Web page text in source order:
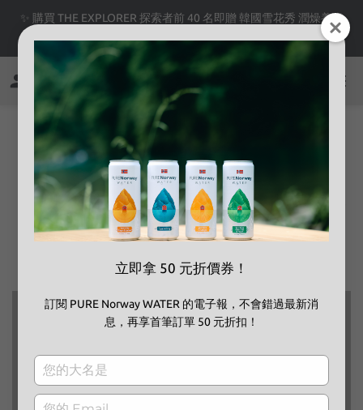
✨ 購買 THE EXPLORER 探索者前 40 名即贈 韓國雪花秀 潤燥養膚
精華 8ml 體驗裝✨
SCS認證
通過台灣 SGS 安全認證，檢測陰性通過（綠膿桿菌、糞便
性鏈球菌、大腸桿菌群）
立即拿 50 元折價券！
訂閱 PURE Norway WATER 的電子報，不會錯過最新消
息，再享首筆訂單 50 元折扣！
Type
your
name
Type